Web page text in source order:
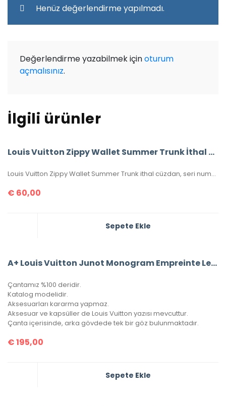
Henüz değerlendirme yapılmadı.
Değerlendirme yazabilmek içinoturum
açmalısınız.
İlgili ürünler
Louis Vuitton Zippy Wallet Summer Trunk İthal Cüzdan
Louis Vuitton Zippy Wallet Summer Trunk ithal cüzdan, seri numaralı, kutulu, toz torbalı, sertifikalı, ebatı 20x11cm.
€ 60,00
Sepete Ekle
A+ Louis Vuitton Junot Monogram Empreinte Leather
Çantamız %100 deridir.
Katalog modelidir.
Aksesuarları kararma yapmaz.
Aksesuar ve kapsüller de Louis Vuitton yazısı mevcuttur.
Çanta içerisinde, arka gövdede tek bir göz bulunmaktadır.
€195,00
Sepete Ekle